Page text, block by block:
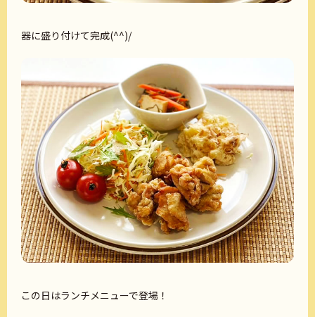
器に盛り付けて完成(^^)/
この日はランチメニューで登場！